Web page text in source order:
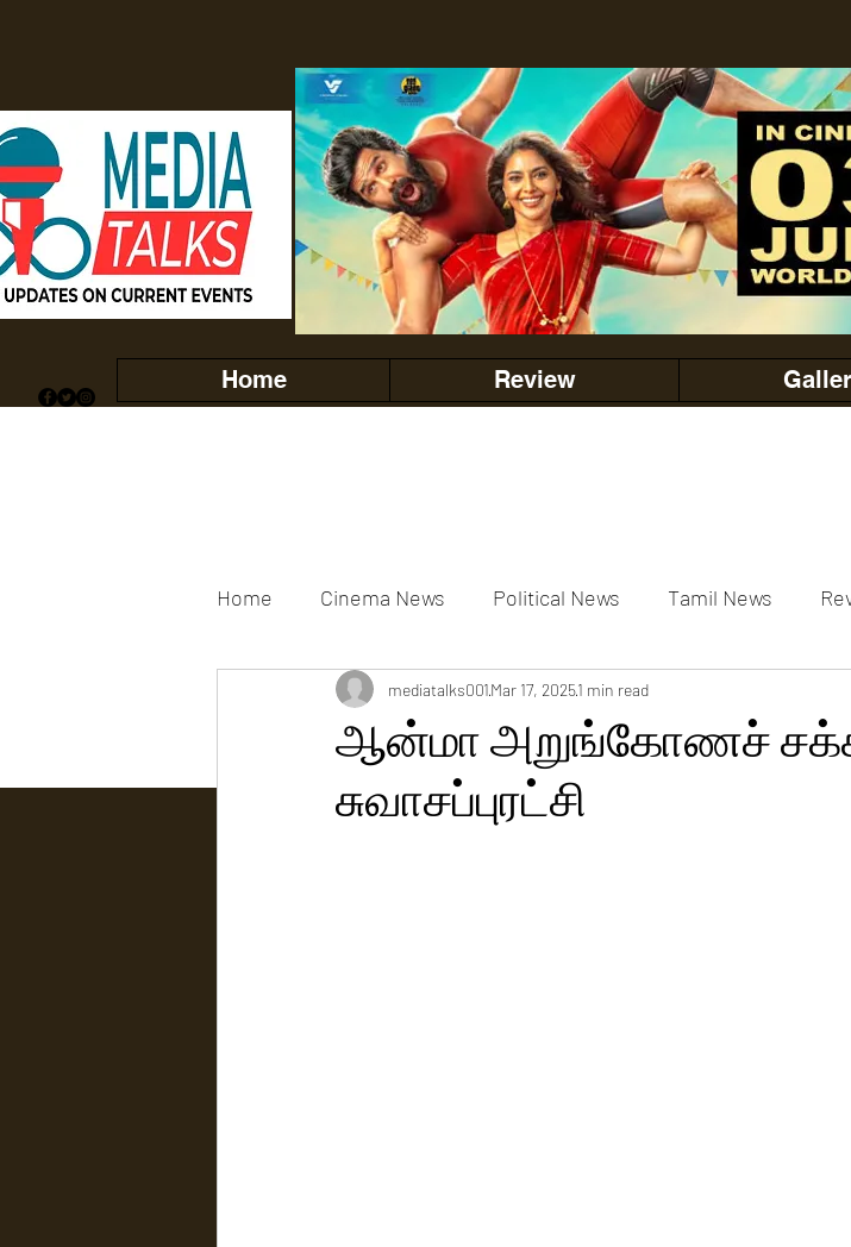
Home Review
Home Cinema News Political News Tamil News
Movies Gallery Actress Gallery Events Gallery
ஆன்மா அறுங்கோணச்
சுவாசப்புரட்சி
mediatalks001Mar 17, 20251 min read